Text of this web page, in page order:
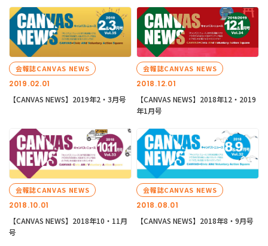
2019.02.01
会報誌CANVAS NEWS
【CANVAS NEWS】2019年2・3月号
2018.12.01
会報誌CANVAS NEWS
【CANVAS NEWS】2018年12・2019
年1月号
2018.10.01
会報誌CANVAS NEWS
【CANVAS NEWS】2018年10・11月
号
2018.08.01
会報誌CANVAS NEWS
【CANVAS NEWS】2018年8・9月号